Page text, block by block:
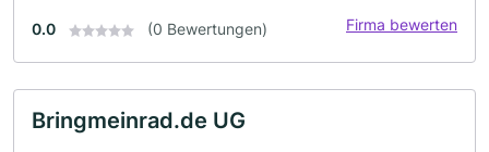
0.0 (0 Bewertungen) Firma bewerten
Bringmeinrad.de UG